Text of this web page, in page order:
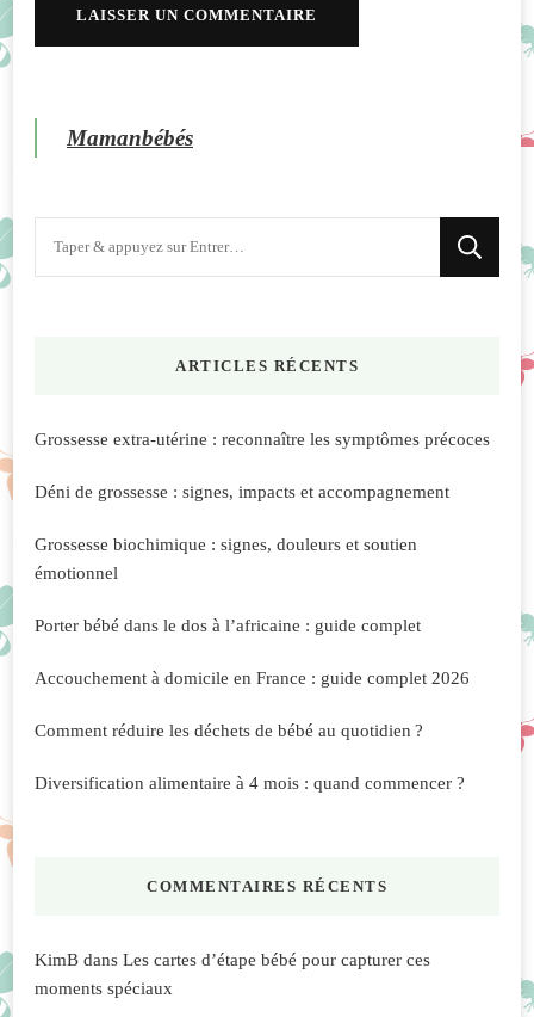
Mamanbébés
ARTICLES RÉCENTS
Grossesse extra-utérine : reconnaître les symptômes précoces
Déni de grossesse : signes, impacts et accompagnement
Grossesse biochimique : signes, douleurs et soutien
émotionnel
Porter bébé dans le dos à l’africaine : guide complet
Accouchement à domicile en France : guide complet 2026
Comment réduire les déchets de bébé au quotidien ?
Diversification alimentaire à 4 mois : quand commencer ?
COMMENTAIRES RÉCENTS
KimB dans Les cartes d’étape bébé pour capturer ces
moments spéciaux